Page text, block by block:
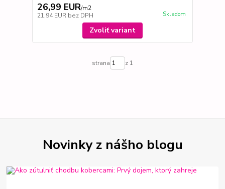
26,99 EUR/m2
21,94 EUR bez DPH Skladom
Zvoliť variant
strana z 1
Novinky z nášho blogu